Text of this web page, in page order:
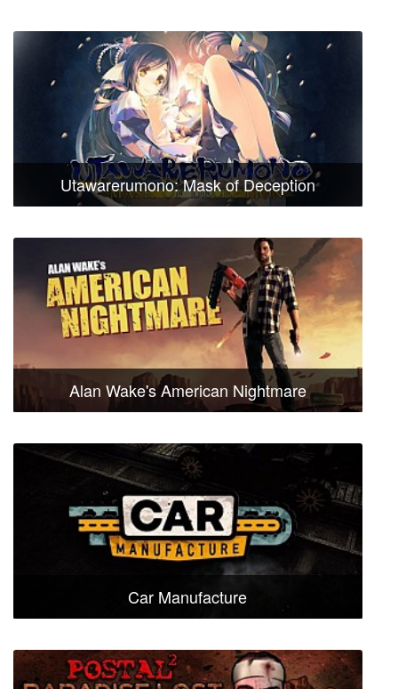
Utawarerumono: Mask of Deception
Alan Wake's American Nightmare
Car Manufacture